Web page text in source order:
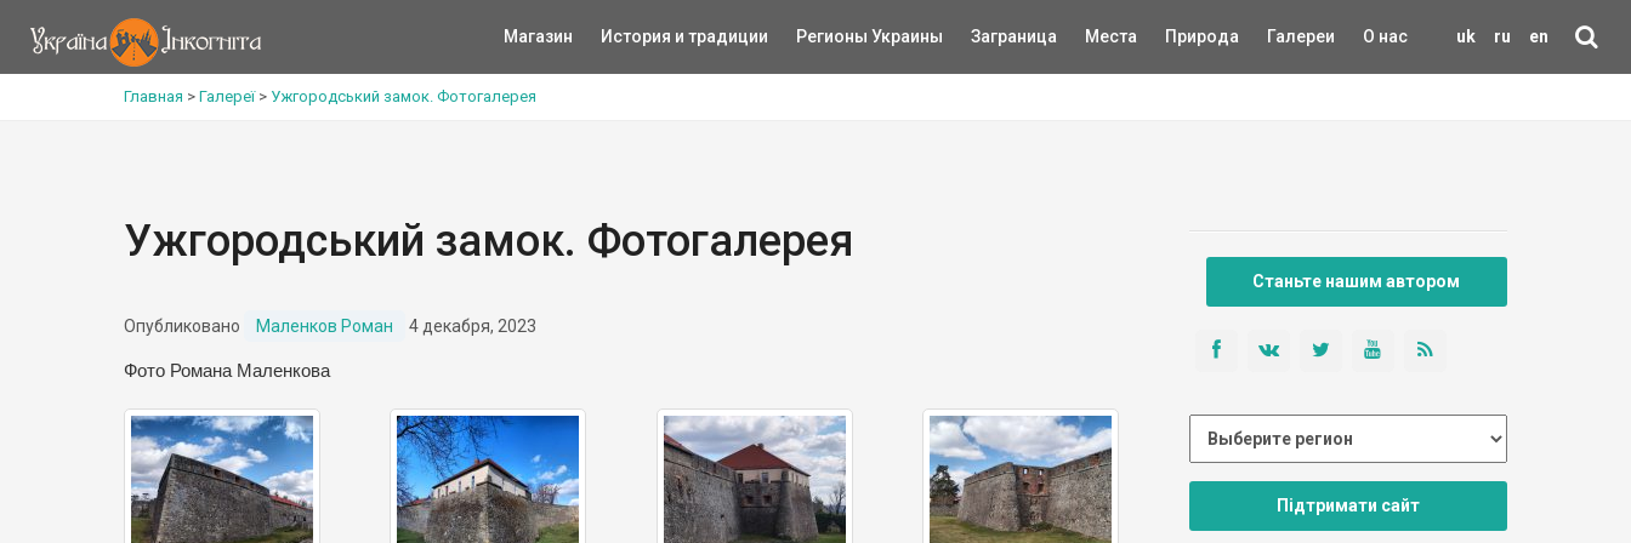
uk ru en
Магазин История и традиции Регионы Украины Заграница Места Природа Галереи О нас
Главная > Галереї> Ужгородський замок. Фотогалерея
Ужгородський замок. Фотогалерея
Опубликовано Маленков Роман 4 декабря, 2023
Фото Романа Маленкова
Станьте нашим автором
Підтримати сайт